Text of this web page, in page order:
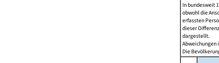
In bundesweit
obwohl die
erfassten
dieser
dargestellt.
Abweichungen
Die